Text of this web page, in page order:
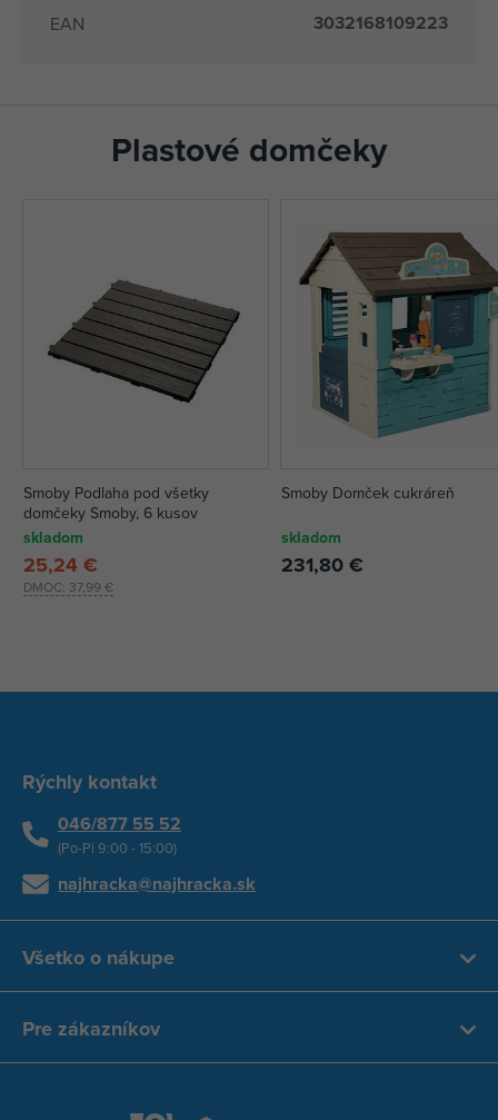
EAN 3032168109223
Plastové domčeky
Smoby Podlaha pod všetky
domčeky Smoby, 6 kusov
skladom
DMOC: 37,99 €
25,24 €
Smoby Domček cukráreň
skladom
231,80 €
Rýchly kontakt
046/877 55 52
(Po-Pi 9:00 - 15:00)
najhracka@najhracka.sk
Všetko o nákupe
Pre zákazníkov